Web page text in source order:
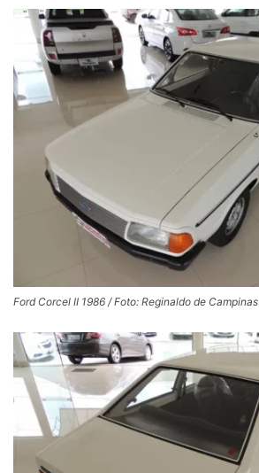
Ford Corcel II 1986 / Foto: Reginaldo de Campinas